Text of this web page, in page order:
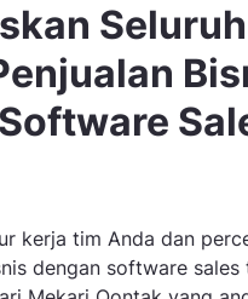
Seluruh
kerja tim Anda dan
dengan software sales